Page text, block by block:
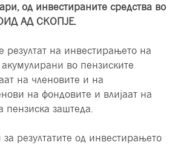
од инвестираните средства во
АД СКОПЈЕ.
на инвестирањето на
во пензиските
на членовите и на
на фондовите и влијаат на
пензиска заштеда.
резултатите од инвестирањето